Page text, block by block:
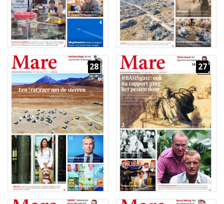
28 27